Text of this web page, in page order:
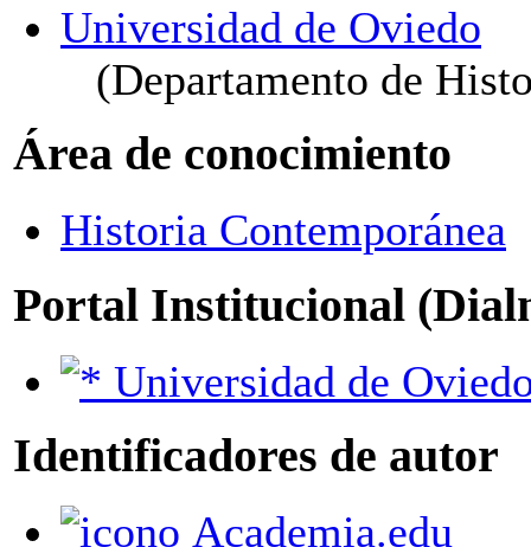
Universidad de Oviedo
(Departamento de
Área de conocimiento
Historia Contemporánea
Portal Institucional
Universidad de
Identificadores de autor
Academia.edu